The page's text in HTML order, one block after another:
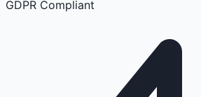
GDPR Compliant